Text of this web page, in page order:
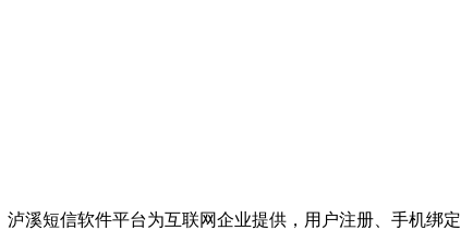
溪短信软件平台为互联网企业提供，用户注册、手机绑